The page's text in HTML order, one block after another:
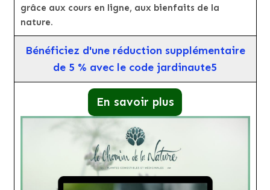
grâce aux cours en ligne, aux bienfaits de la
nature.
Bénéficiez d'une réduction supplémentaire
de 5 % avec le code jardinaute5
En savoir plus